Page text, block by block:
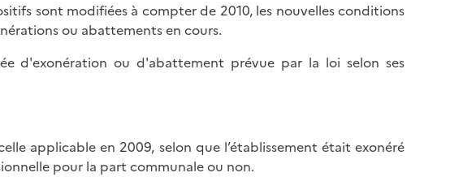
sont modifiées à compter de 2010, les nouvelles conditions
ou abattements en cours.
d'exonération ou d'abattement prévue par la loi selon ses
applicable en 2009, selon que l’établissement était exonéré
pour la part communale ou non.